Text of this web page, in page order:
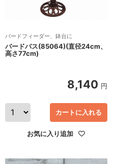
バードフィーダー、鉢台に
バードバス(85064)(直径24cm、
高さ77cm)
8,140 円
カートに入れる
お気に入り追加